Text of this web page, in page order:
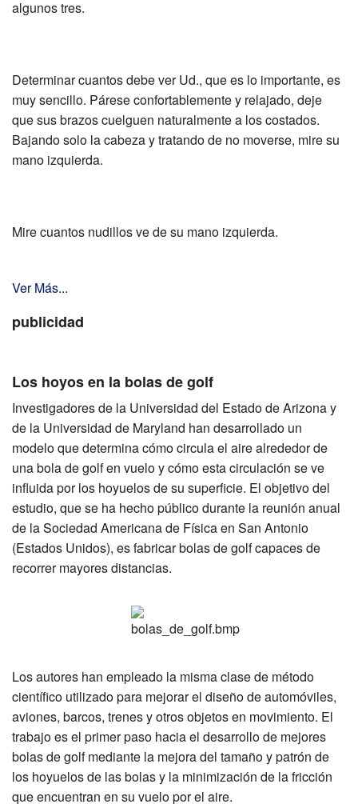
algunos tres.
Determinar cuantos debe ver Ud., que es lo importante, es
muy sencillo. Párese confortablemente y relajado, deje
que sus brazos cuelguen naturalmente a los costados.
Bajando solo la cabeza y tratando de no moverse, mire su
mano izquierda.
Mire cuantos nudillos ve de su mano izquierda.
Ver Más...
publicidad
Los hoyos en la bolas de golf
Investigadores de la Universidad del Estado de Arizona y
de la Universidad de Maryland han desarrollado un
modelo que determina cómo circula el aire alrededor de
una bola de golf en vuelo y cómo esta circulación se ve
influida por los hoyuelos de su superficie. El objetivo del
estudio, que se ha hecho público durante la reunión anual
de la Sociedad Americana de Física en San Antonio
(Estados Unidos), es fabricar bolas de golf capaces de
recorrer mayores distancias.
Los autores han empleado la misma clase de método
científico utilizado para mejorar el diseño de automóviles,
aviones, barcos, trenes y otros objetos en movimiento. El
trabajo es el primer paso hacia el desarrollo de mejores
bolas de golf mediante la mejora del tamaño y patrón de
los hoyuelos de las bolas y la minimización de la fricción
que encuentran en su vuelo por el aire.